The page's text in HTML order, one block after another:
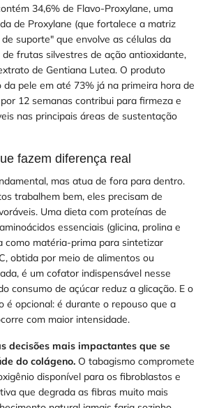
34,6% de Flavo-Proxylane, uma
de Proxylane (que fortalece a matriz
suporte" que envolve as células da
frutas silvestres de ação antioxidante,
de Gentiana Lutea. O produto
pele em até 73% já na primeira hora de
12 semanas contribui para firmeza e
nas principais áreas de sustentação
fazem diferença real
mas atua de fora para dentro.
trabalhem bem, eles precisam de
Uma dieta com proteínas de
essenciais (glicina, prolina e
como matéria-prima para sintetizar
obtida por meio de alimentos ou
é um cofator indispensável nesse
consumo de açúcar reduz a glicação. E o
é opcional: é durante o repouso que a
com maior intensidade.
decisões mais impactantes que se
do colágeno. O tabagismo compromete
disponível para os fibroblastos e
que degrada as fibras muito mais